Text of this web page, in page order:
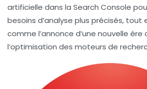
artificielle dans la Search Console
besoins d’analyse plus précisés, tout
comme l’annonce d’une nouvelle ère
l’optimisation des moteurs de